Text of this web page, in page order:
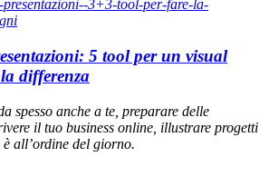
5 tool per un visual
differenza
spesso anche a te, preparare delle
il tuo business online, illustrare progetti
all’ordine del giorno.